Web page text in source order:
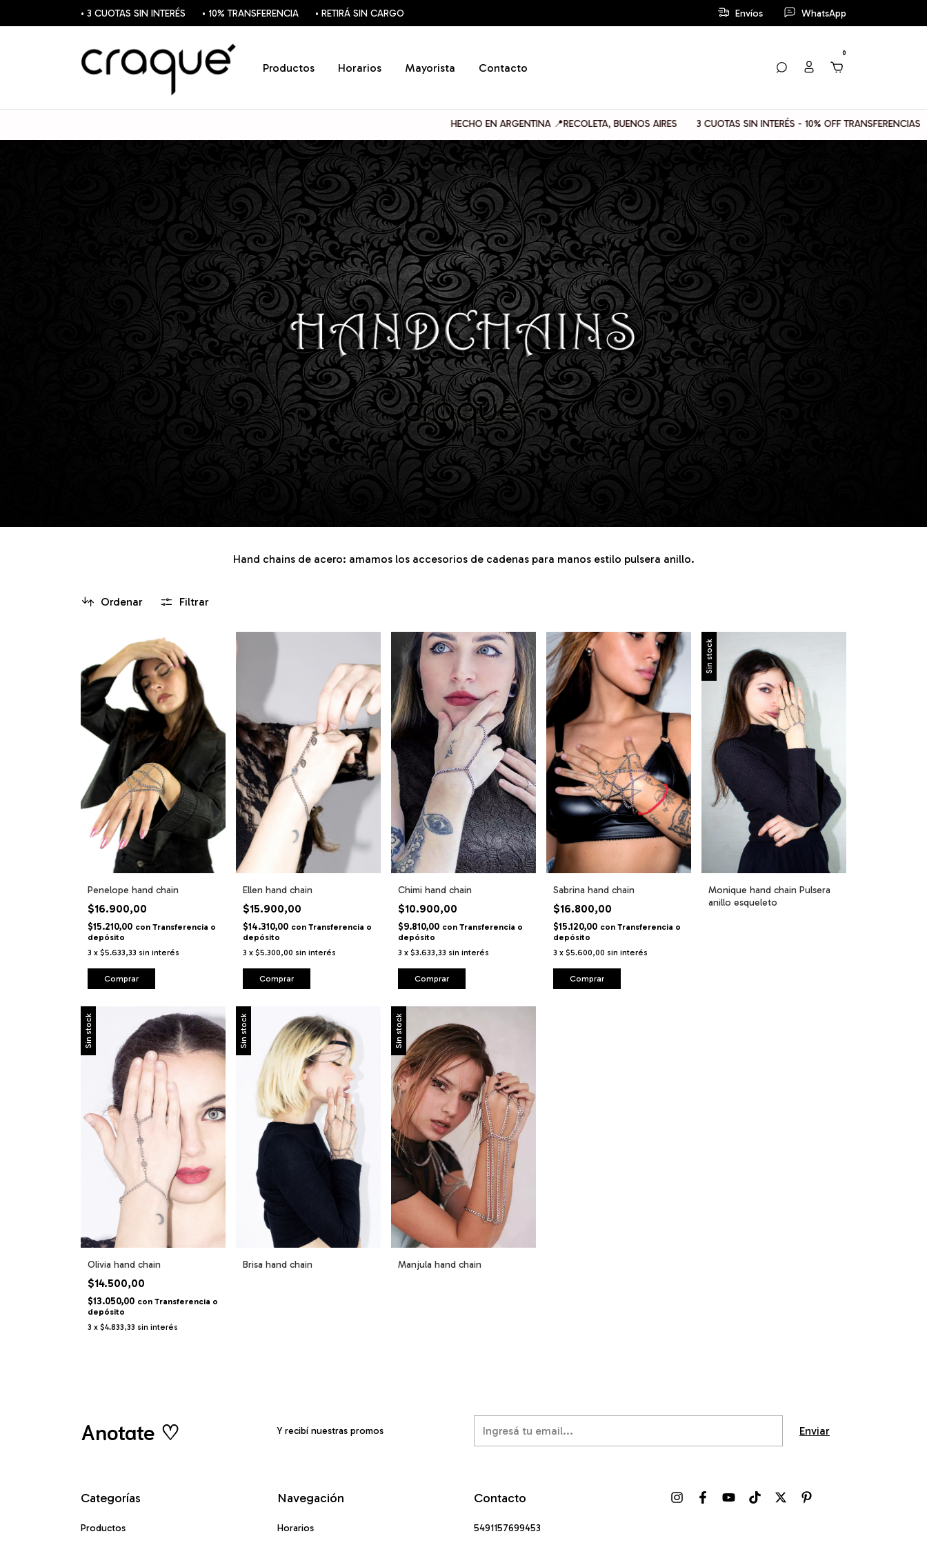
• 3 CUOTAS SIN INTERÉS • 10% TRANSFERENCIA • RETIRÁ SIN CARGO Envíos WhatsApp
Productos Horarios Mayorista Contacto
0
HECHO EN ARGENTINA 📍RECOLETA, BUENOS AIRES 3 CUOTAS SIN INTERÉS - 10% OFF TRANSFERENCIAS 📦
Hand chains de acero: amamos los accesorios de cadenas para manos estilo pulsera anillo.
Ordenar Filtrar
Penelope hand chain
$16.900,00
$15.210,00 con Transferencia o
depósito
3 x $5.633,33 sin interés
Comprar
Ellen hand chain
$15.900,00
$14.310,00 con Transferencia o
depósito
3 x $5.300,00 sin interés
Comprar
Chimi hand chain
$10.900,00
$9.810,00 con Transferencia o
depósito
3 x $3.633,33 sin interés
Comprar
Sabrina hand chain
$16.800,00
$15.120,00 con Transferencia o
depósito
3 x $5.600,00 sin interés
Comprar
Sin stock
Monique hand chain Pulsera
anillo esqueleto
Sin stock
Olivia hand chain
$14.500,00
$13.050,00 con Transferencia o
depósito
3 x $4.833,33 sin interés
Sin stock
Brisa hand chain
Sin stock
Manjula hand chain
Anotate ♡ Y recibí nuestras promos
Categorías
Productos
Navegación
Horarios
Contacto
5491157699453